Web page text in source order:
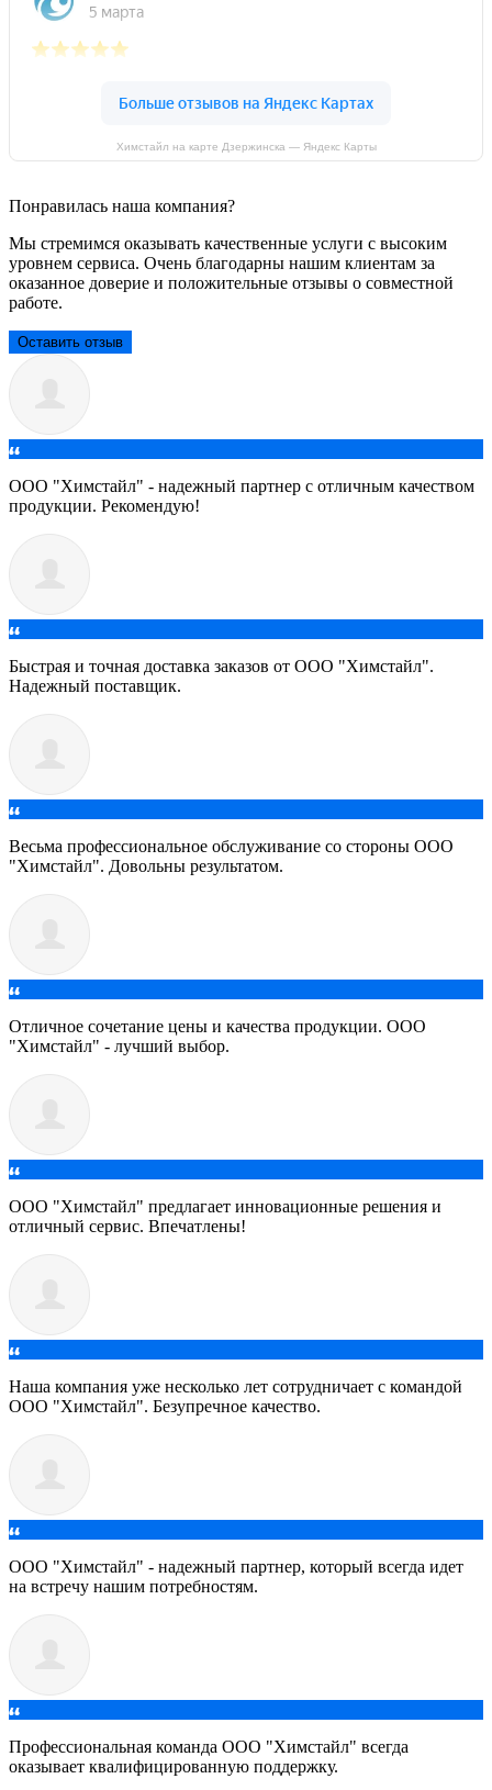
Химстайл на карте Дзержинска — Яндекс Карты
Понравилась наша компания?
Мы стремимся оказывать качественные услуги с высоким
уровнем сервиса. Очень благодарны нашим клиентам за
оказанное доверие и положительные отзывы о совместной
работе.
Оставить отзыв
ООО "Химстайл" - надежный партнер с отличным качеством
продукции. Рекомендую!
Быстрая и точная доставка заказов от ООО "Химстайл".
Надежный поставщик.
Весьма профессиональное обслуживание со стороны ООО
"Химстайл". Довольны результатом.
Отличное сочетание цены и качества продукции. ООО
"Химстайл" - лучший выбор.
ООО "Химстайл" предлагает инновационные решения и
отличный сервис. Впечатлены!
Наша компания уже несколько лет сотрудничает с командой
ООО "Химстайл". Безупречное качество.
ООО "Химстайл" - надежный партнер, который всегда идет
на встречу нашим потребностям.
Профессиональная команда ООО "Химстайл" всегда
оказывает квалифицированную поддержку.